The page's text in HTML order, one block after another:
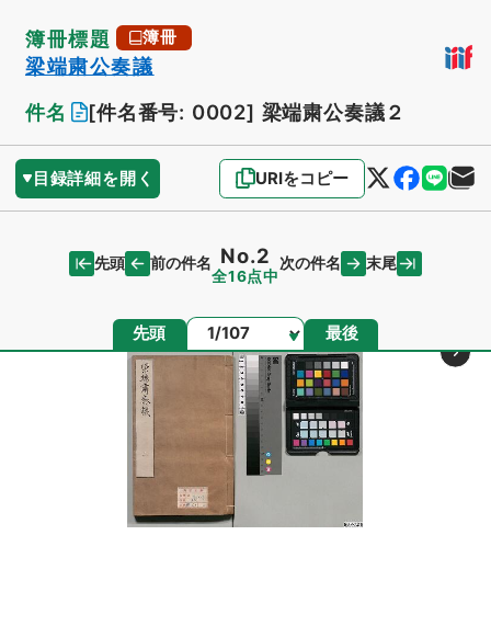
簿冊標題 簿冊
梁端粛公奏議
件名
[件名番号: 0002] 梁端粛公奏議２
目録詳細を開く URIをコピー
先頭 前の件名 No.2
全16点中
次の件名 末尾
先頭 ページ 最後